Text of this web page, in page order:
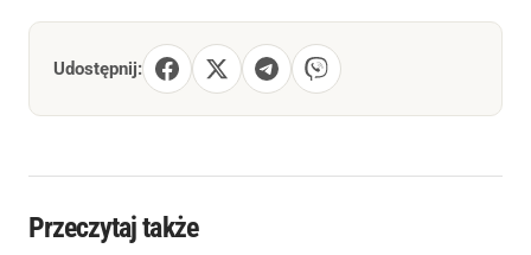
Udostępnij:
Przeczytaj także